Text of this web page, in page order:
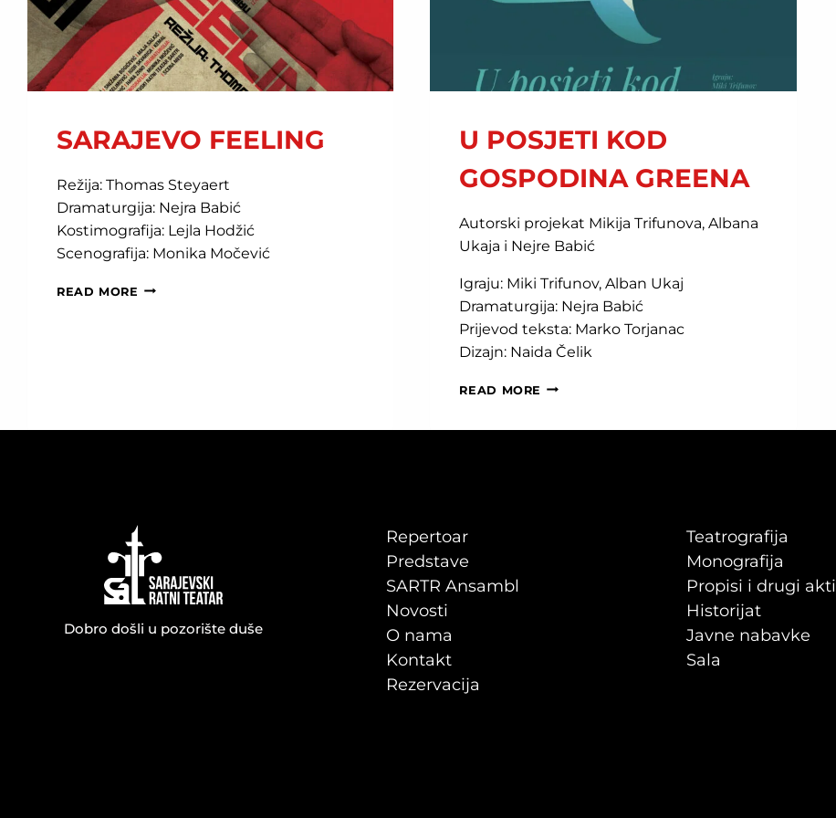
SARAJEVO FEELING
Režija: Thomas Steyaert
Dramaturgija: Nejra Babić
Kostimografija: Lejla Hodžić
Scenografija: Monika Močević
READ MORE SARAJEVO
U POSJETI KOD
GOSPODINA GREENA
Autorski projekat Mikija Trifunova, Albana
Ukaja i Nejre Babić
Igraju: Miki Trifunov, Alban Ukaj
Dramaturgija: Nejra Babić
Prijevod teksta: Marko Torjanac
Dizajn: Naida Čelik
READ MORE U
Dobro došli u pozorište duše
Repertoar
Predstave
SARTR Ansambl
Novosti
O nama
Kontakt
Rezervacija
Teatrografija
Monografija
Propisi i drugi akti
Historijat
Javne nabavke
Sala